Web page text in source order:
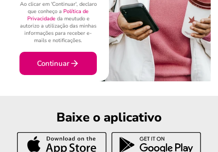
Ao clicar em 'Continuar', declaro
que conheço a Política de
Privacidadeda meutudo e
autorizo a utilização das minhas
informações para receber e-
mails e notificações.
Continuar
Baixe o aplicativo